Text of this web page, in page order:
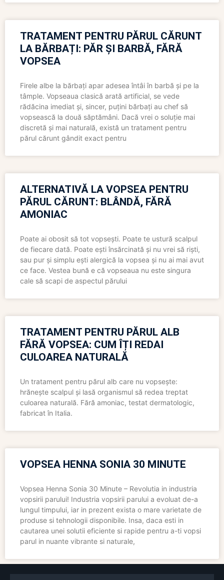
TRATAMENT PENTRU PĂRUL CĂRUNT
LA BĂRBAȚI: PĂR ȘI BARBĂ, FĂRĂ
VOPSEA
Firele albe la bărbați apar adesea întâi în barbă și pe la
tâmple. Vopseaua clasică arată artificial, se vede
rădăcina imediat și, sincer, puțini bărbați au chef să
vopsească la două săptămâni. Dacă vrei o soluție mai
discretă și mai naturală, există un tratament pentru
părul cărunt gândit exact pentru
ALTERNATIVĂ LA VOPSEA PENTRU
PĂRUL CĂRUNT: BLÂNDĂ, FĂRĂ
AMONIAC
Poate ai obosit să tot vopsești. Poate te ustură scalpul
de fiecare dată. Poate ești însărcinată și nu vrei să riști,
sau pur și simplu ești alergică la vopsea și nu ai mai avut
ce face. Vestea bună e că vopseaua nu este singura
cale să scapi de aspectul părului
TRATAMENT PENTRU PĂRUL ALB
FĂRĂ VOPSEA: CUM ÎȚI REDAI
CULOAREA NATURALĂ
Un tratament pentru părul alb care nu vopsește:
hrănește scalpul și lasă organismul să redea treptat
culoarea naturală. Fără amoniac, testat dermatologic,
fabricat în Italia.
VOPSEA HENNA SONIA 30 MINUTE
Vopsea Henna Sonia 30 Minute – Revolutia in industria
vopsirii parului! Industria vopsirii parului a evoluat de-a
lungul timpului, iar in prezent exista o mare varietate de
produse si tehnologii disponibile. Insa, daca esti in
cautarea unei solutii eficiente si rapide pentru a-ti vopsi
parul in nuante vibrante si naturale,